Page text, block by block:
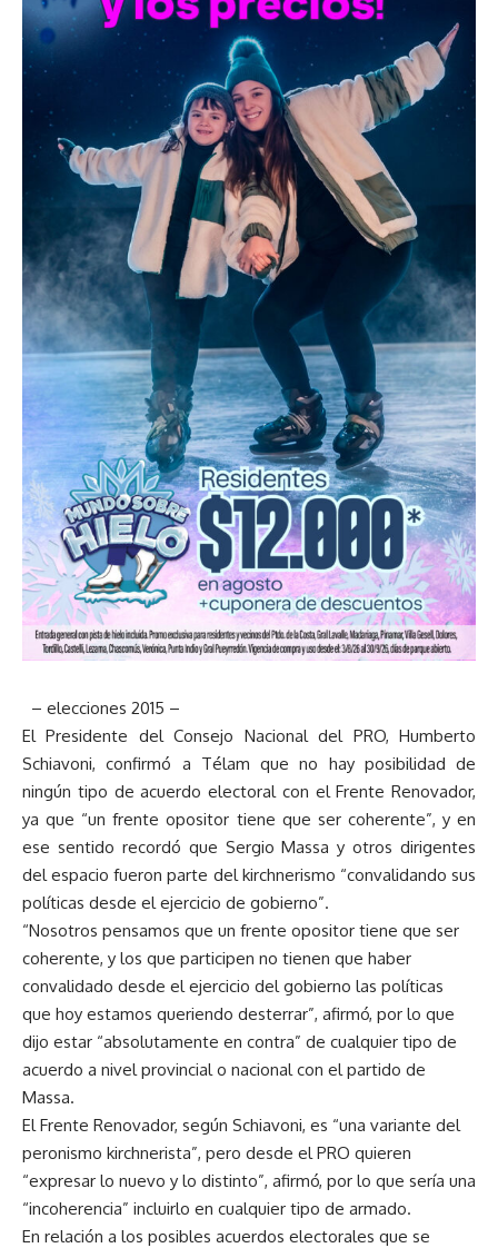
– elecciones 2015 –
El Presidente del Consejo Nacional del PRO, Humberto
Schiavoni, confirmó a Télam que no hay posibilidad de
ningún tipo de acuerdo electoral con el Frente Renovador,
ya que “un frente opositor tiene que ser coherente”, y en
ese sentido recordó que Sergio Massa y otros dirigentes
del espacio fueron parte del kirchnerismo “convalidando sus
políticas desde el ejercicio de gobierno”.
“Nosotros pensamos que un frente opositor tiene que ser
coherente, y los que participen no tienen que haber
convalidado desde el ejercicio del gobierno las políticas
que hoy estamos queriendo desterrar”, afirmó, por lo que
dijo estar “absolutamente en contra” de cualquier tipo de
acuerdo a nivel provincial o nacional con el partido de
Massa.
El Frente Renovador, según Schiavoni, es “una variante del
peronismo kirchnerista”, pero desde el PRO quieren
“expresar lo nuevo y lo distinto”, afirmó, por lo que sería una
“incoherencia” incluirlo en cualquier tipo de armado.
En relación a los posibles acuerdos electorales que se